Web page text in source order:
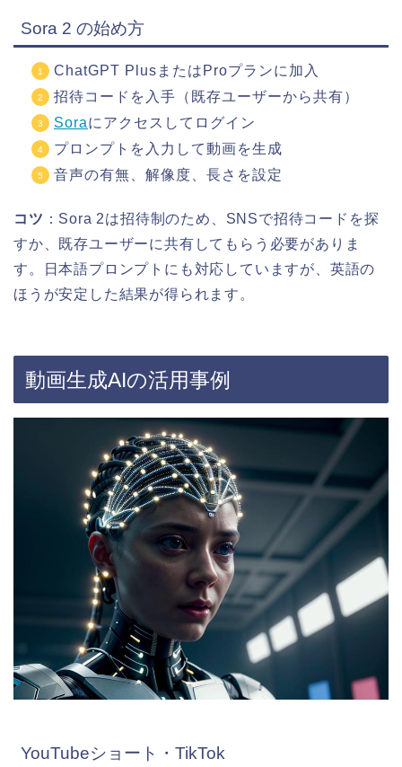
Sora 2 の始め方
ChatGPT PlusまたはProプランに加入
招待コードを入手（既存ユーザーから共有）
Soraにアクセスしてログイン
プロンプトを入力して動画を生成
音声の有無、解像度、長さを設定
コツ ：Sora 2は招待制のため、SNSで招待コードを探
すか、既存ユーザーに共有してもらう必要がありま
す。日本語プロンプトにも対応していますが、英語の
ほうが安定した結果が得られます。
動画生成AIの活用事例
YouTubeショート・TikTok